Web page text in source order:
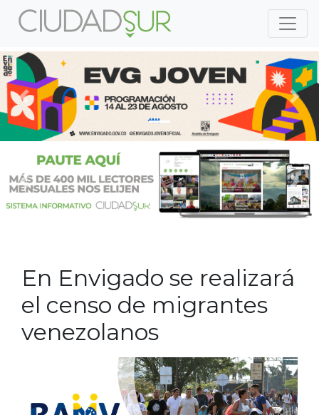
Previous
Previous
En Envigado se realizará
el censo de migrantes
venezolanos